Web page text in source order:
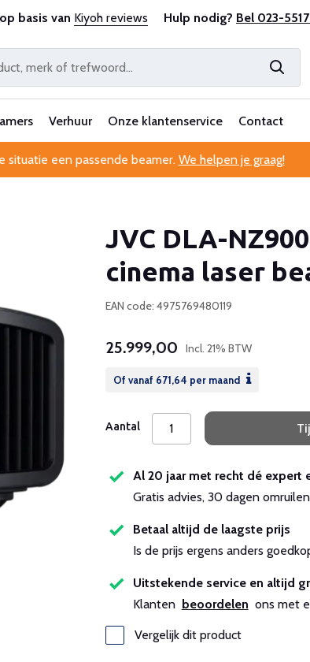
en ervaren Professionele klantenservice
basis van Kiyoh reviews Hulp nodig? Bel 023-
Verhuur Onze klantenservice Contact
situatie een passende beamer. We helpen je graag!
JVC DLA-
cinema laser
EAN code: 4975769480119
25.999,00 Incl. 21% BTW
Of vanaf 671,64 per maand
Aantal
Al 20 jaar met recht dé expert
Gratis advies, 30 dagen
Betaal altijd de laagste prijs
Is de prijs ergens anders
Uitstekende service en altijd
Klanten beoordelen ons met
Vergelijk dit product